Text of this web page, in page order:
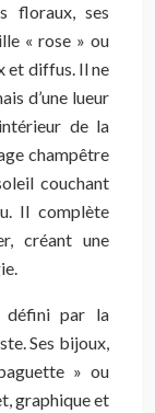
floraux, ses
« rose » ou
et diffus. Il ne
d’une lueur
de la
champêtre
couchant
Il complète
créant une
défini par la
Ses bijoux,
» ou
graphique et